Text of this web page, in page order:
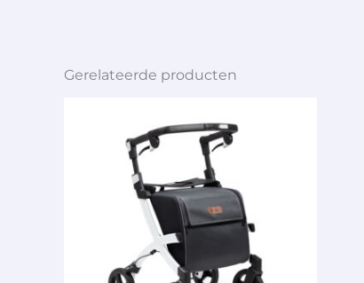
Gerelateerde producten